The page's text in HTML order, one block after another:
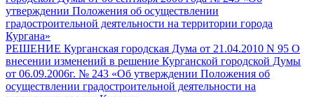
утверждении Положения об осуществлении
градостроительной деятельности на территории города
Кургана»
РЕШЕНИЕ Курганская городская Дума от 21.04.2010 N 95 О
внесении изменений в решение Курганской городской Думы
от 06.09.2006г. № 243 «Об утверждении Положения об
осуществлении градостроительной деятельности на